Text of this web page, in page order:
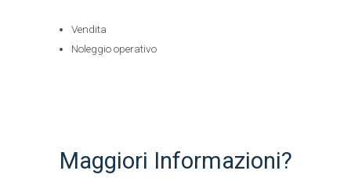
Vendita
Noleggio operativo
Maggiori Informazioni?